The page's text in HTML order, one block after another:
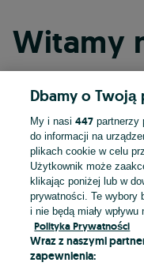
Witamy
Dbamy o
My i nasi447 partnerzy
do informacji na
plikach cookie w celu
Użytkownik może
klikając poniżej lub w
prywatności. Te wybory
i nie będą miały wpływu
Polityka Prywatności
Wraz z naszymi
zapewnienia: